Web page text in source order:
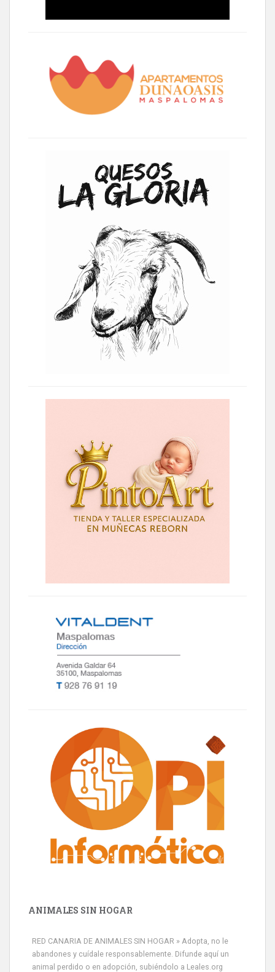
ANIMALES SIN HOGAR
RED CANARIA DE ANIMALES SIN HOGAR » Adopta, no le
abandones y cuídale responsablemente. Difunde aquí un
animal perdido o en adopción, subiéndolo a Leales.org